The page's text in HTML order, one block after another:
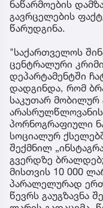
ნაწარმოების
გავრცელების
წარუდგინა.
"საქართველოს
ცენტრალური
დეპარტამენტში
დადგინდა, რომ
საკუთარ მობილურ
პორნოგრაფიული
სოციალურ
შექმნილ
გვერდზე
მისთვის 10 000
პარალელურად
წევრს გაუგზავნა